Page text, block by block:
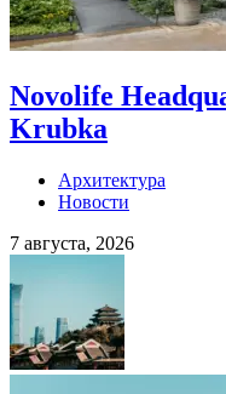
Novolife
Krubka
Архитектура
Новости
7 августа, 2026